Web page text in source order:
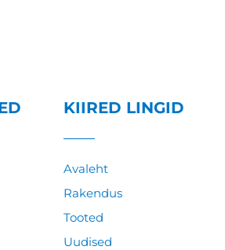
KIIRED LINGID
Avaleht
Rakendus
Tooted
Uudised